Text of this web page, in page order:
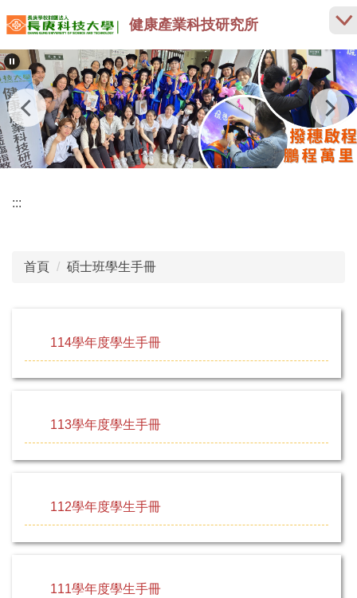
跳
到
主
要
內
容
區
健康產業科技研究所
:::
首頁 碩士班學生手冊
114學年度學生手冊
113學年度學生手冊
112學年度學生手冊
111學年度學生手冊